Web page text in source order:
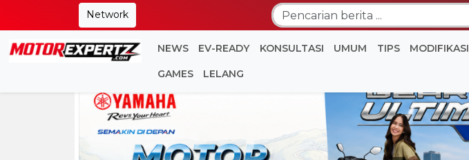
Network
NEWS EV-READY KONSULTASI UMUM TIPS MODIFIKASI
GAMES LELANG